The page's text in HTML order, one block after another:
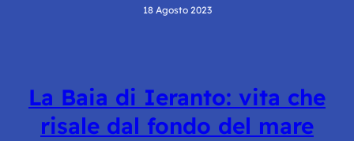
18 Agosto 2023
La Baia di Ieranto: vita che
risale dal fondo del mare